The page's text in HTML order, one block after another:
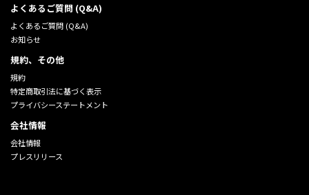
よくあるご質問 (Q&A)
よくあるご質問 (Q&A)
お知らせ
規約、その他
規約
特定商取引法に基づく表示
プライバシーステートメント
会社情報
会社情報
プレスリリース